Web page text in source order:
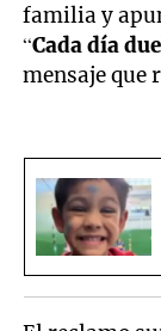
familia y
“Cada día
mensaje que